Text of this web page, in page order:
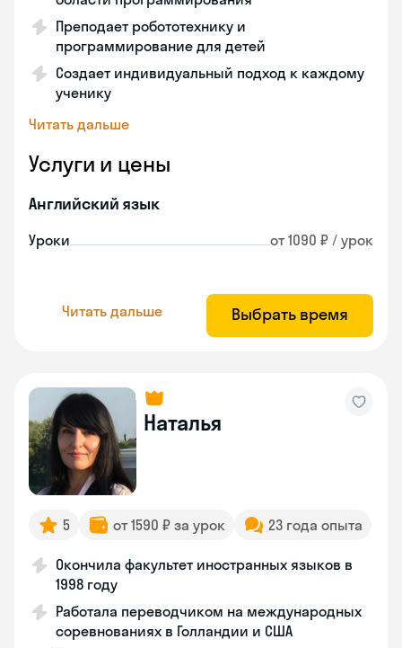
Преподает робототехнику и
программирование для детей
Создает индивидуальный подход к каждому
ученику
Читать дальше
Услуги и цены
Английский язык
Уроки от 1090 ₽ / урок
Читать дальше Выбрать время
Наталья
5 от 1590 ₽ за урок 23 года опыта
Окончила факультет иностранных языков в
1998 году
Работала переводчиком на международных
соревнованиях в Голландии и США